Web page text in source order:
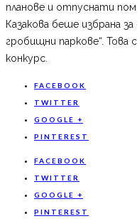
планове и отпуснати
Казакова беше избрана
гробищни паркове“. Това
конкурс.
FACEBOOK
TWITTER
GOOGLE +
PINTEREST
FACEBOOK
TWITTER
GOOGLE +
PINTEREST